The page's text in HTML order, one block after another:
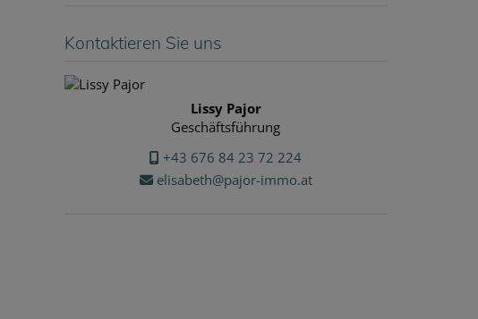
Kontaktieren Sie uns
Lissy Pajor
Geschäftsführung
+43 676 84 23 72 224
elisabeth@pajor-immo.at